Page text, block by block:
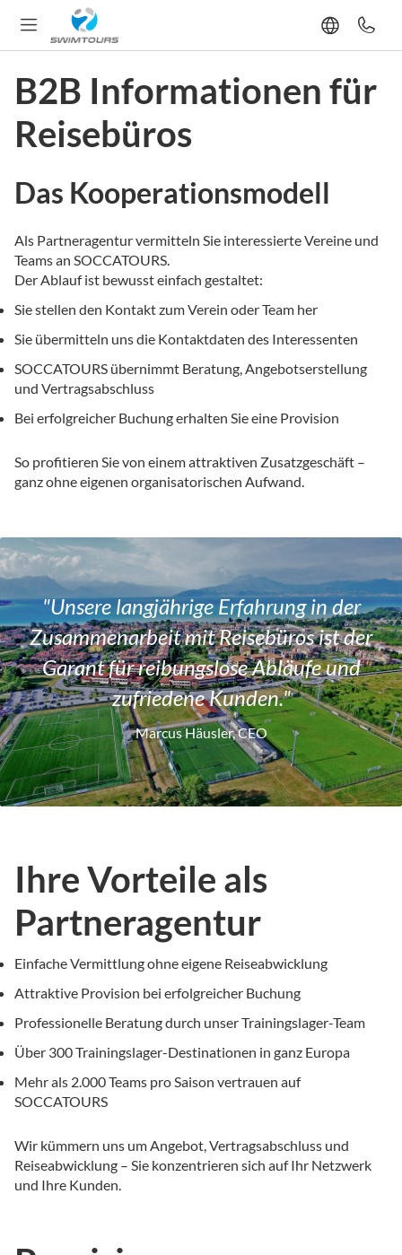
B2B Informationen für
Reisebüros
Das Kooperationsmodell
Als Partneragentur vermitteln Sie interessierte Vereine und
Teams an SOCCATOURS.
Der Ablauf ist bewusst einfach gestaltet:
Sie stellen den Kontakt zum Verein oder Team her
Sie übermitteln uns die Kontaktdaten des Interessenten
SOCCATOURS übernimmt Beratung, Angebotserstellung
und Vertragsabschluss
Bei erfolgreicher Buchung erhalten Sie eine Provision
So profitieren Sie von einem attraktiven Zusatzgeschäft –
ganz ohne eigenen organisatorischen Aufwand.
"Unsere langjährige Erfahrung in der
Zusammenarbeit mit Reisebüros ist der
Garantfür reibungslose Abläufe und
zufriedene Kunden."
Marcus Häusler, CEO
Ihre Vorteile als
Partneragentur
Einfache Vermittlung ohne eigene Reiseabwicklung
Attraktive Provision bei erfolgreicher Buchung
Professionelle Beratung durch unser Trainingslager-Team
Über 300 Trainingslager-Destinationen in ganz Europa
Mehr als 2.000 Teams pro Saison vertrauen auf
SOCCATOURS
Wir kümmern uns um Angebot, Vertragsabschluss und
Reiseabwicklung – Sie konzentrieren sich auf Ihr Netzwerk
und Ihre Kunden.